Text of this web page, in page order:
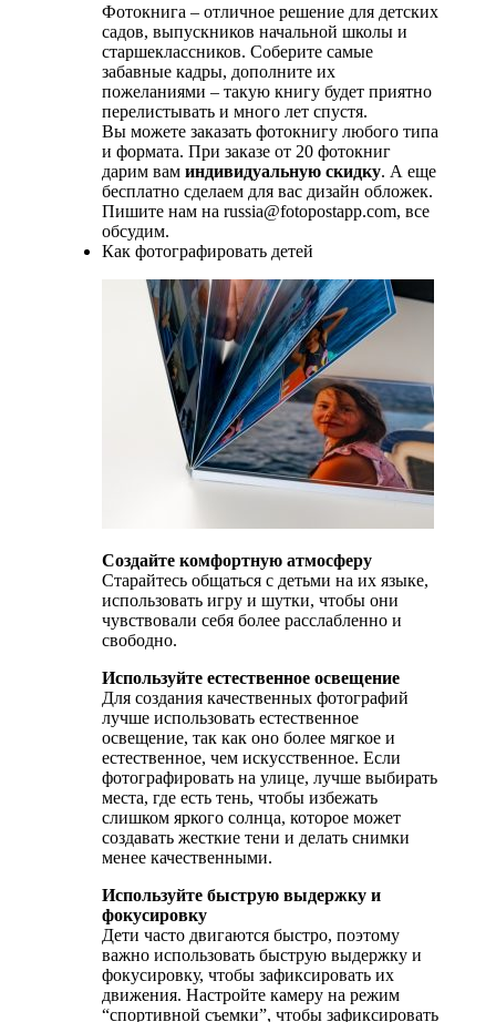
Фотокнига – отличное решение для детских
садов, выпускников начальной школы и
старшеклассников. Соберите самые
забавные кадры, дополните их
пожеланиями – такую книгу будет приятно
перелистывать и много лет спустя.
Вы можете заказать фотокнигу любого типа
и формата. При заказе от 20 фотокниг
дарим вам индивидуальную скидку. А еще
бесплатно сделаем для вас дизайн обложек.
Пишите нам на russia@fotopostapp.com, все
обсудим.
Как фотографировать детей
Создайте комфортную атмосферу
Старайтесь общаться с детьми на их языке,
использовать игру и шутки, чтобы они
чувствовали себя более расслабленно и
свободно.
Используйте естественное освещение
Для создания качественных фотографий
лучше использовать естественное
освещение, так как оно более мягкое и
естественное, чем искусственное. Если
фотографировать на улице, лучше выбирать
места, где есть тень, чтобы избежать
слишком яркого солнца, которое может
создавать жесткие тени и делать снимки
менее качественными.
Используйте быструю выдержку и
фокусировку
Дети часто двигаются быстро, поэтому
важно использовать быструю выдержку и
фокусировку, чтобы зафиксировать их
движения. Настройте камеру на режим
“спортивной съемки”, чтобы зафиксировать